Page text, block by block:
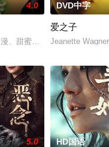
那一刻起，直到他成为一位极
可当他再次醒来的时候，却
4.0
、甜蜜、富足、温馨。能嫁
DVD中字
爱之子
Jeanette
5.0 HD国语